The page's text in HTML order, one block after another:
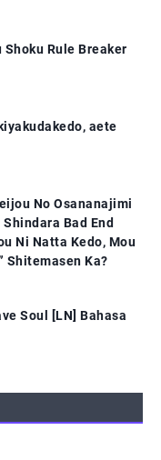
Rule Breaker
aete
No Osananajimi
Bad End
Ni Natta Kedo, Mou
Shitemasen Ka?
Soul [LN] Bahasa